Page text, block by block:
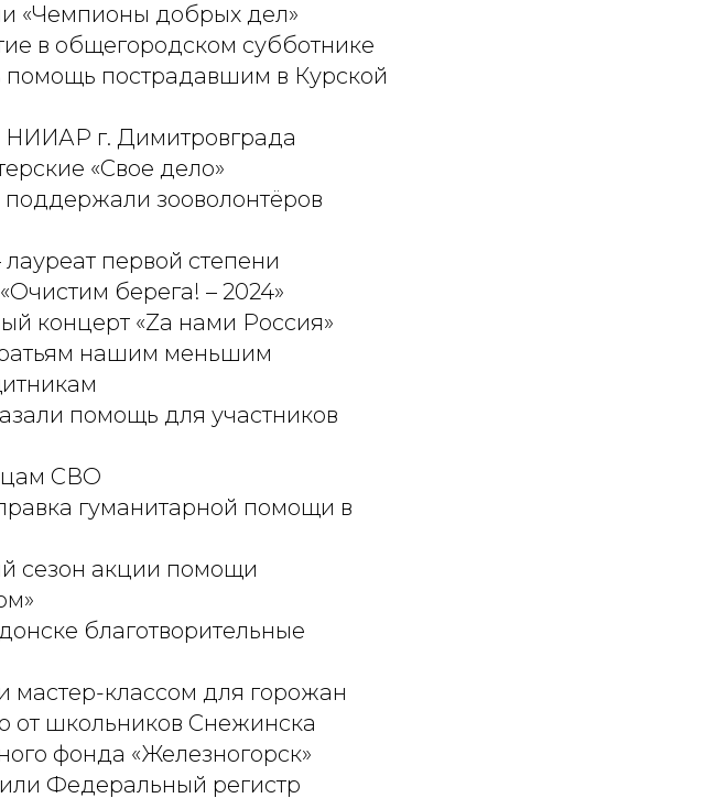
«Чемпионы добрых дел»
в общегородском субботнике
помощь пострадавшим в Курской
НИИАР г. Димитровграда
«Свое дело»
зооволонтёров
первой степени
берега! – 2024»
концерт «Zа нами Россия»
нашим меньшим
помощь для участников
СВО
гуманитарной помощи в
сезон акции помощи
благотворительные
мастер-классом для горожан
от школьников Снежинска
фонда «Железногорск»
Федеральный регистр